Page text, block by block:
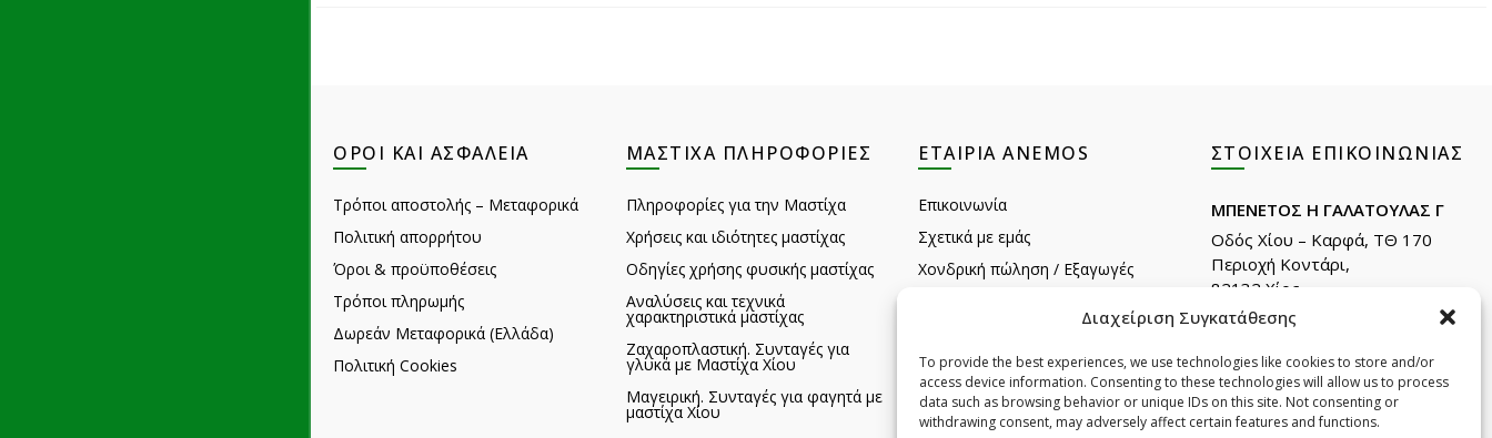
Διαχείριση Συγκατάθεσης
To provide the best experiences, we use technologies like cookies to store and/or
access device information. Consenting to these technologies will allow us to process
data such as browsing behavior or unique IDs on this site. Not consenting or
withdrawing consent, may adversely affect certain features and functions.
ΌΡΟΙ ΚΑΙ ΑΣΦΆΛΕΙΑ
Τρόποι αποστολής – Μεταφορικά
Πολιτική απορρήτου
Όροι & προϋποθέσεις
Τρόποι πληρωμής
Δωρεάν Μεταφορικά (Ελλάδα)
Πολιτική Cookies
ΜΑΣΤΊΧΑ ΠΛΗΡΟΦΟΡΊΕΣ
Πληροφορίες για την Μαστίχα
Χρήσεις και ιδιότητες μαστίχας
Οδηγίες χρήσης φυσικής μαστίχας
Αναλύσεις και τεχνικά
χαρακτηριστικά μαστίχας
Ζαχαροπλαστική. Συνταγές για
γλυκά με Μαστίχα Χίου
Μαγειρική. Συνταγές για φαγητά με
μαστίχα Χίου
ΕΤΑΙΡΊΑ ANEMOS
Επικοινωνία
Σχετικά με εμάς
Χονδρική πώληση / Εξαγωγές
Αξιοθέατα της Χίου
B2B HQ Downloads(Cosmetics)
B2B HQ Downloads(Foods)
ΣΤΟΙΧΕΊΑ ΕΠΙΚΟΙΝΩΝΊΑΣ
ΜΠΕΝΕΤΟΣ Η ΓΑΛΑΤΟΥΛΑΣ Γ
Οδός Χίου – Καρφά, ΤΘ 170
Περιοχή Κοντάρι,
82132 Χίος.
Τηλ: +30 22710 22666
facebook.com/mastic.gr
instagram.com/anemosmastic
Εγγραφή στα newsletters